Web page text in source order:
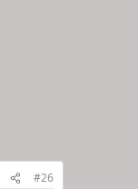
#26